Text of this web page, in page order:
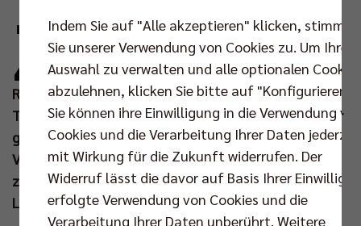
Z um 16. Mal richten die SCC JUNIORS an
diesem Wochenende (04./05. Jan 2025) das
Rita-Neise-Gedenkturnier powered by Berlin
Recycling GmbH aus. Der Einladung zum
Traditionsturnier folgen 19 Mannschaften, darunter
gleich vier Teams aus dem Nachbarland Polen. Auch
Vereine aus Köln, Hamburg und Wiesbaden zählen
zum Teilnehmerfeld - ebenso wie diverse
Landesauswahlteams.
Indem Sie auf "Alle akzeptieren" klicken, stimmen
Sie unserer Verwendung von Cookies zu. Um Ihre
Auswahl zu verwalten und alle optionalen Cookies
abzulehnen, klicken Sie bitte auf "Konfigurieren".
Sie können ihre Einwilligung in die Verwendung
Cookies und die Verarbeitung Ihrer Daten
mit Wirkung für die Zukunft widerrufen. Der
Widerruf lässt die davor auf Basis Ihrer
erfolgte Verwendung von Cookies und die
Verarbeitung Ihrer Daten unberührt. Weitere